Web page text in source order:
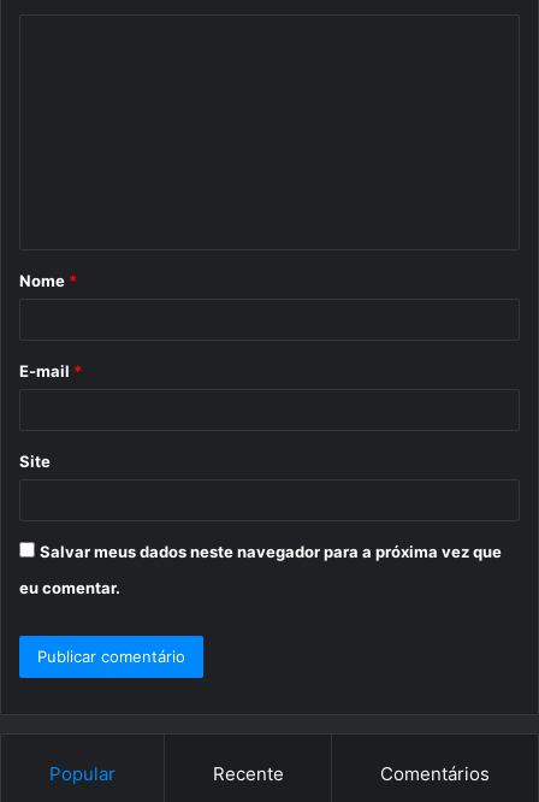
r
Nome *
E-mail *
Site
Salvar meus dados neste navegador para a próxima vez que
eu comentar.
Popular Recente Comentários